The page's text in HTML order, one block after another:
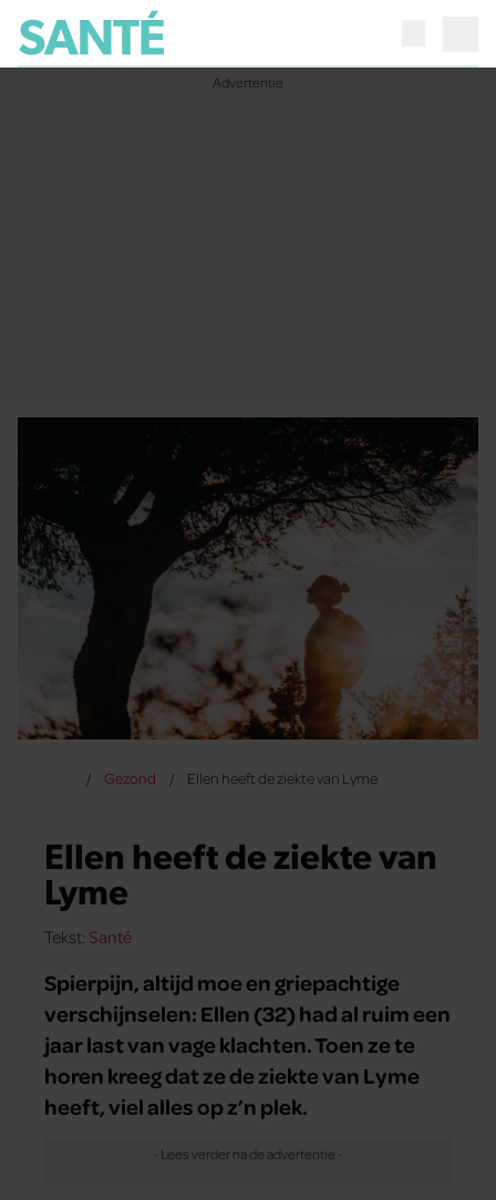
Gezond Ellen heeft de ziekte van Lyme
Ellen heeft de ziekte van
Lyme
Tekst: Santé
Spierpijn, altijd moe en griepachtige
verschijnselen: Ellen (32) had al ruim een
jaar last van vage klachten. Toen ze te
horen kreeg dat ze de ziekte van Lyme
heeft, viel alles op z’n plek.